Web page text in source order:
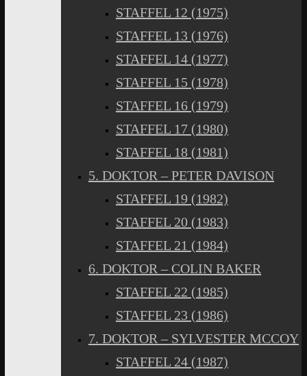
STAFFEL 12 (1975)
STAFFEL 13 (1976)
STAFFEL 14 (1977)
STAFFEL 15 (1978)
STAFFEL 16 (1979)
STAFFEL 17 (1980)
STAFFEL 18 (1981)
5. DOKTOR – PETER DAVISON
STAFFEL 19 (1982)
STAFFEL 20 (1983)
STAFFEL 21 (1984)
6. DOKTOR – COLIN BAKER
STAFFEL 22 (1985)
STAFFEL 23 (1986)
7. DOKTOR – SYLVESTER MCCOY
STAFFEL 24 (1987)